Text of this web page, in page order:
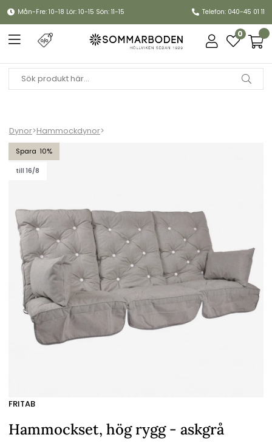
Mån-Fre: 10-18 Lör: 10-15 Sön: 11-15 Telefon: 040-45 01 11
0
Dynor>Hammockdynor>
10
till 16/8
Hammockset, hög rygg - askgrå
FRITAB
Hammockset, hög rygg - askgrå